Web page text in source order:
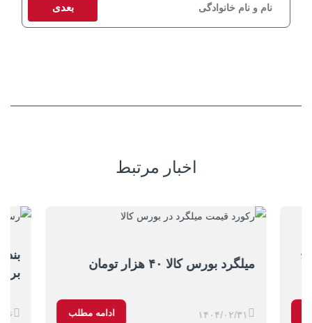
بعدی
اخبار مرتبط
میلگرد بورس کالا ۴۰ هزار تومان
۱۴۰۴/۰۲/۳۱ ادامه مطلب